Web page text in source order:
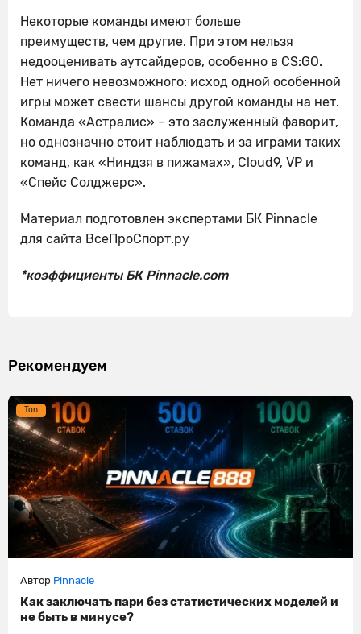
Некоторые команды имеют больше
преимуществ, чем другие. При этом нельзя
недооценивать аутсайдеров, особенно в CS:GO.
Нет ничего невозможного: исход одной особенной
игры может свести шансы другой команды на нет.
Команда «Астралис» – это заслуженный фаворит,
но однозначно стоит наблюдать и за играми таких
команд, как «Ниндзя в пижамах», Cloud9, VP и
«Спейс Солджерс».
Материал подготовлен экспертами БК Pinnacle
для сайта ВсеПроСпорт.ру
*коэффициенты БК Pinnacle.com
Рекомендуем
Ton
Автор Pinnacle
Как заключать пари без статистических моделей и
не быть в минусе?